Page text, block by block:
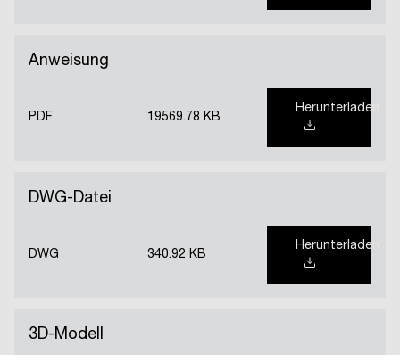
Anweisung
PDF 19569.78 KB
Herunterladen
DWG-Datei
DWG 340.92 KB
Herunterladen
3D-Modell